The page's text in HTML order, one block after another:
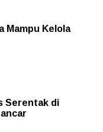
Mampu Kelola
Serentak di